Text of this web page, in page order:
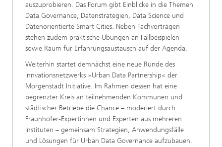
auszuprobieren. Das Forum gibt Einblicke in die Themen
Data Governance, Datenstrategien, Data Science und
Datenorientierte Smart Cities. Neben Fachvorträgen
stehen zudem praktische Übungen an Fallbeispielen
sowie Raum für Erfahrungsaustausch auf der Agenda.
Weiterhin startet demnächst eine neue Runde des
Innvationsnetzwerks »Urban Data Partnership« der
Morgenstadt Initiative. Im Rahmen dessen hat eine
begrenzter Kreis an teilnehmenden Kommunen und
städtischer Betriebe die Chance – moderiert durch
Fraunhofer-Expertinnen und Experten aus mehreren
Instituten – gemeinsam Strategien, Anwendungsfälle
und Lösungen für Urban Data Governance aufzubauen.